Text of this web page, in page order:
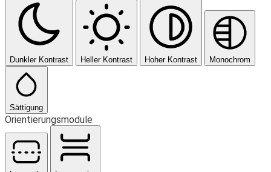
Dunkler Kontrast Heller Kontrast Hoher Kontrast Monochrom
Sättigung
Orientierungsmodule